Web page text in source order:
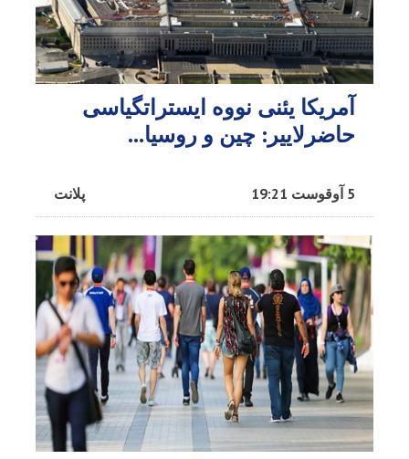
آمریکا یئنی نووه ایستراتگیاسی
حاضرلاییر: چین و روسیا...
پلانت 5 آوقوست 19:21